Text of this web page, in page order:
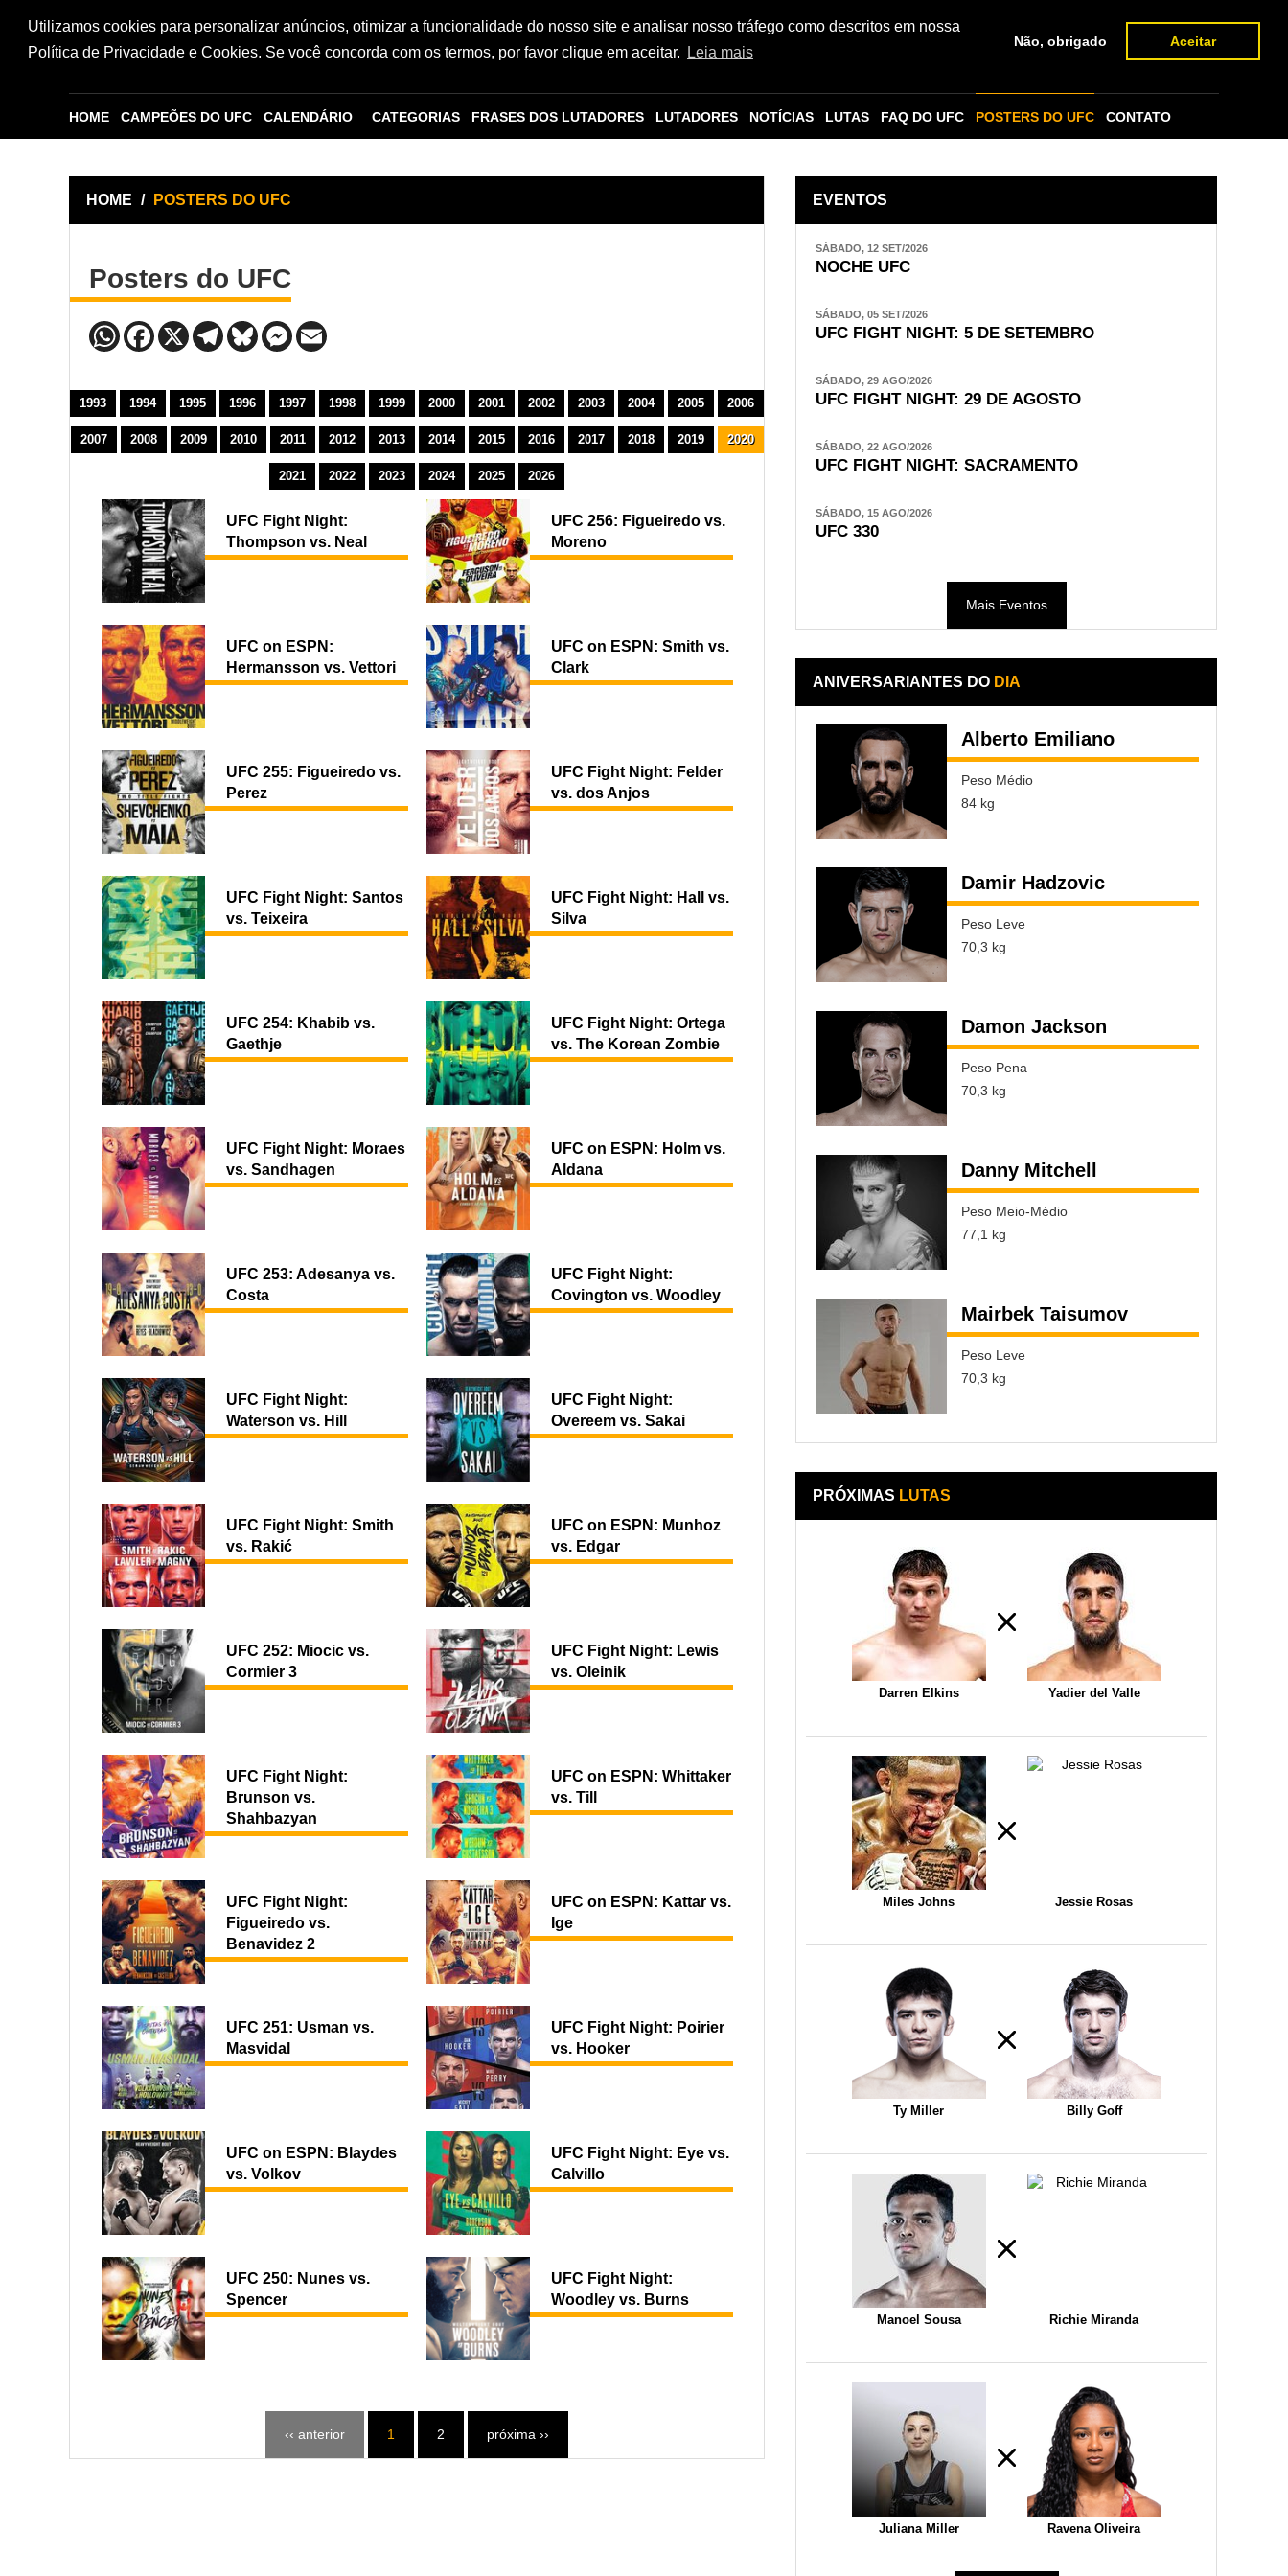
Utilizamos cookies para personalizar anúncios, otimizar a funcionalidade do nosso site e analisar nosso tráfego como descritos em nossa
Política de Privacidade e Cookies. Se você concorda com os termos, por favor clique em aceitar.
Leia mais
Não, obrigado Aceitar
HOME CAMPEÕES DO UFC CALENDÁRIO CATEGORIAS FRASES DOS LUTADORES LUTADORES NOTÍCIAS LUTAS FAQ DO UFC POSTERS DO UFC CONTATO
HOME / POSTERS DO UFC
Posters do UFC
1993 1994 1995 1996 1997 1998 1999 2000 2001 2002 2003 2004 2005 2006
2007 2008 2009 2010 2011 2012 2013 2014 2015 2016 2017 2018 2019 2020
2021 2022 2023 2024 2025 2026
UFC Fight Night:
Thompson vs. Neal
UFC 256: Figueiredo vs.
Moreno
UFC on ESPN:
Hermansson vs. Vettori
UFC on ESPN: Smith vs.
Clark
UFC 255: Figueiredo vs.
Perez
UFC Fight Night: Felder
vs. dos Anjos
UFC Fight Night: Santos
vs. Teixeira
UFC Fight Night: Hall vs.
Silva
UFC 254: Khabib vs.
Gaethje
UFC Fight Night: Ortega
vs. The Korean Zombie
UFC Fight Night: Moraes
vs. Sandhagen
UFC on ESPN: Holm vs.
Aldana
UFC 253: Adesanya vs.
Costa
UFC Fight Night:
Covington vs. Woodley
UFC Fight Night:
Waterson vs. Hill
UFC Fight Night:
Overeem vs. Sakai
UFC Fight Night: Smith
vs. Rakić
UFC on ESPN: Munhoz
vs. Edgar
UFC 252: Miocic vs.
Cormier 3
UFC Fight Night: Lewis
vs. Oleinik
UFC Fight Night:
Brunson vs.
Shahbazyan
UFC on ESPN: Whittaker
vs. Till
UFC Fight Night:
Figueiredo vs.
Benavidez 2
UFC on ESPN: Kattar vs.
Ige
UFC 251: Usman vs.
Masvidal
UFC Fight Night: Poirier
vs. Hooker
UFC on ESPN: Blaydes
vs. Volkov
UFC Fight Night: Eye vs.
Calvillo
UFC 250: Nunes vs.
Spencer
UFC Fight Night:
Woodley vs. Burns
‹‹ anterior 1 2 próxima ››
EVENTOS
SÁBADO, 12 SET/2026
NOCHE UFC
SÁBADO, 05 SET/2026
UFC FIGHT NIGHT: 5 DE SETEMBRO
SÁBADO, 29 AGO/2026
UFC FIGHT NIGHT: 29 DE AGOSTO
SÁBADO, 22 AGO/2026
UFC FIGHT NIGHT: SACRAMENTO
SÁBADO, 15 AGO/2026
UFC 330
Mais Eventos
ANIVERSARIANTES DO DIA
Alberto Emiliano
Peso Médio
84 kg
Damir Hadzovic
Peso Leve
70,3 kg
Damon Jackson
Peso Pena
70,3 kg
Danny Mitchell
Peso Meio-Médio
77,1 kg
Mairbek Taisumov
Peso Leve
70,3 kg
PRÓXIMAS LUTAS
Darren Elkins Yadier del Valle
Miles Johns Jessie Rosas
Ty Miller Billy Goff
Manoel Sousa Richie Miranda
Juliana Miller Ravena Oliveira